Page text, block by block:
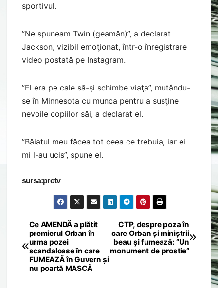
sportivul.
”Ne spuneam Twin (geamăn)”, a declarat
Jackson, vizibil emoţionat, într-o înregistrare
video postată pe Instagram.
”El era pe cale să-şi schimbe viaţa”, mutându-
se în Minnesota cu munca pentru a susţine
nevoile copiilor săi, a declarat el.
”Băiatul meu făcea tot ceea ce trebuia, iar ei
mi l-au ucis”, spune el.
sursa:protv
Post
navigation
CTP, despre poza în
care Orban și miniștrii
beau și fumează: ”Un
monument de prostie”
Ce AMENDĂ a plătit
premierul Orban în
urma pozei
scandaloase în care
FUMEAZĂ în Guvern și
nu poartă MASCĂ